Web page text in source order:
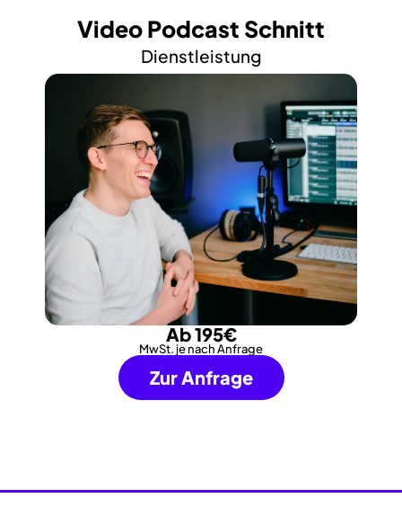
Video Podcast Schnitt
Dienstleistung
Ab 195€
MwSt. je nach Anfrage
Zur Anfrage